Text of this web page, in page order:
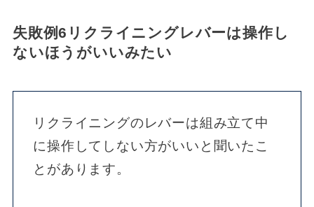
失敗例6リクライニングレバーは操作し
ないほうがいいみたい
リクライニングのレバーは組み立て中
に操作してしない方がいいと聞いたこ
とがあります。